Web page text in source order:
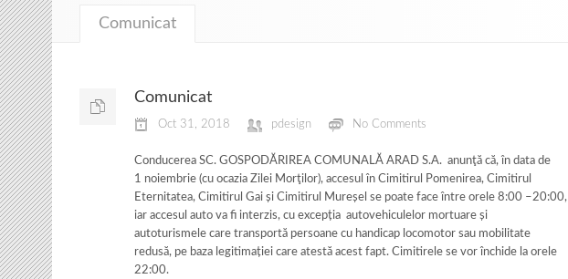
Comunicat
Comunicat
Oct 31, 2018 pdesign No Comments
Conducerea SC. GOSPODĂRIREA COMUNALĂ ARAD S.A. anunţă că, în data de
1 noiembrie (cu ocazia Zilei Morţilor), accesul în Cimitirul Pomenirea, Cimitirul
Eternitatea, Cimitirul Gai și Cimitirul Mureșel se poate face între orele 8:00 –20:00,
iar accesul auto va fi interzis, cu excepția autovehiculelor mortuare și
autoturismele care transportă persoane cu handicap locomotor sau mobilitate
redusă, pe baza legitimației care atestă acest fapt. Cimitirele se vor închide la orele
22:00.